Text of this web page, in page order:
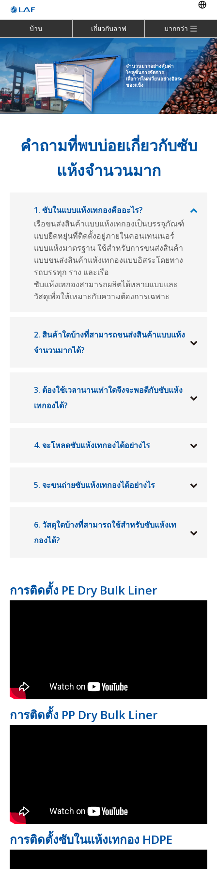
บ้าน เกี่ยวกับลาฟ มากกว่า
จำนวนมากอย่างคุ้มค่า
โซลูชั่นการจัดการ
เพื่อการไหลเวียนอย่างอิสระ
ของแข็ง
คำถามที่พบบ่อยเกี่ยวกับซับ
แห้งจำนวนมาก
1. ซับในแบบแห้งเทกองคืออะไร?
เรือขนส่งสินค้าแบบแห้งเทกองเป็นบรรจุภัณฑ์
แบบยืดหยุ่นที่ติดตั้งอยู่ภายในคอนเทนเนอร์
แบบแห้งมาตรฐาน ใช้สำหรับการขนส่งสินค้า
แบบขนส่งสินค้าแห้งเทกองแบบอิสระโดยทาง
รถบรรทุก ราง และเรือ
ซับแห้งเทกองสามารถผลิตได้หลายแบบและ
วัสดุเพื่อให้เหมาะกับความต้องการเฉพาะ
2. สินค้าใดบ้างที่สามารถขนส่งสินค้าแบบแห้ง
จำนวนมากได้?
3. ต้องใช้เวลานานเท่าใดจึงจะพอดีกับซับแห้ง
เทกองได้?
4. จะโหลดซับแห้งเทกองได้อย่างไร
5. จะขนถ่ายซับแห้งเทกองได้อย่างไร
6. วัสดุใดบ้างที่สามารถใช้สำหรับซับแห้งเท
กองได้?
การติดตั้ง PE Dry Bulk Liner
การติดตั้ง PP Dry Bulk Liner
การติดตั้งซับในแห้งเทกอง HDPE